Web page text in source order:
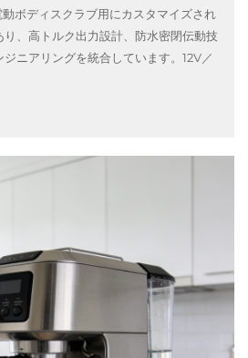
ボディスクラブ用にカスタマイズされ
、高トルク出力設計、防水密閉伝動技
ニアリングを統合しています。12V／